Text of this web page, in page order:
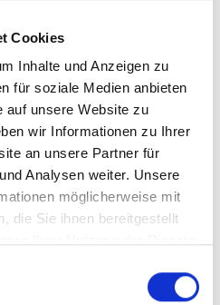
Cookies
Inhalte und Anzeigen zu
für soziale Medien anbieten
auf unsere Website zu
wir Informationen zu Ihrer
an unsere Partner für
Analysen weiter. Unsere
möglicherweise mit
die Sie ihnen bereitgestellt